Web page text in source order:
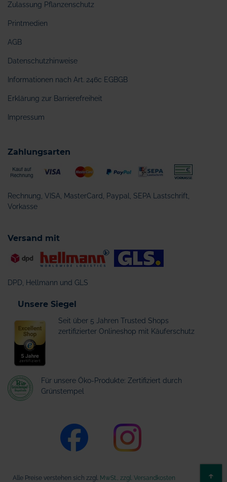
Zulassung Pflanzenschutz
Printmedien
AGB
Datenschutzhinweise
Informationen nach Art. 246c EGBGB
Erklärung zur Barrierefreiheit
Impressum
Zahlungsarten
Rechnung, VISA, MasterCard, Paypal, SEPA Lastschrift,
Vorkasse
Versand mit
DPD, Hellmann und GLS
Unsere Siegel
Seit über 5 Jahren Trusted Shops
zertifizierter Onlineshop mit Käuferschutz
Für unsere Öko-Produkte: Zertifiziert durch
Grünstempel
Alle Preise verstehen sich zzgl. MwSt., zzgl. Versandkosten ↑